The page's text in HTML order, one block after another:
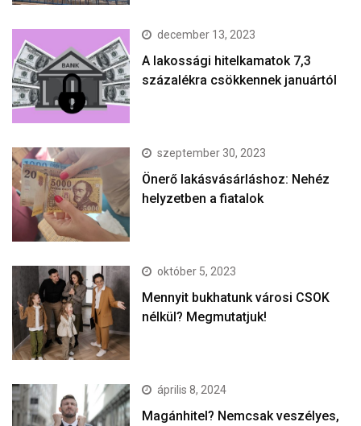
december 13, 2023
A lakossági hitelkamatok 7,3
százalékra csökkennek januártól
szeptember 30, 2023
Önerő lakásvásárláshoz: Nehéz
helyzetben a fiatalok
október 5, 2023
Mennyit bukhatunk városi CSOK
nélkül? Megmutatjuk!
április 8, 2024
Magánhitel? Nemcsak veszélyes,